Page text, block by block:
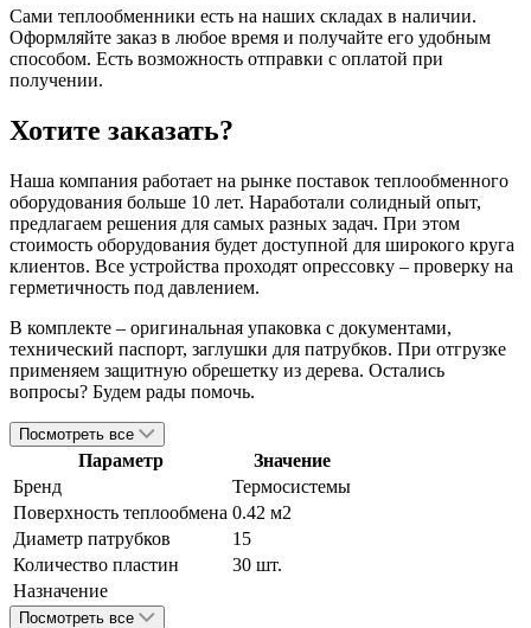
Сами теплообменники есть на наших складах в наличии.
Оформляйте заказ в любое время и получайте его удобным
способом. Есть возможность отправки с оплатой при
получении.
Хотите заказать?
Наша компания работает на рынке поставок теплообменного
оборудования больше 10 лет. Наработали солидный опыт,
предлагаем решения для самых разных задач. При этом
стоимость оборудования будет доступной для широкого круга
клиентов. Все устройства проходят опрессовку – проверку на
герметичность под давлением.
В комплекте – оригинальная упаковка с документами,
технический паспорт, заглушки для патрубков. При отгрузке
применяем защитную обрешетку из дерева. Остались
вопросы? Будем рады помочь.
Посмотреть все
Параметр
Значение
Бренд
Термосистемы
Поверхность теплообмена 0.42 м2
Диаметр патрубков
15
Количество пластин
30 шт.
Назначение
Посмотреть все